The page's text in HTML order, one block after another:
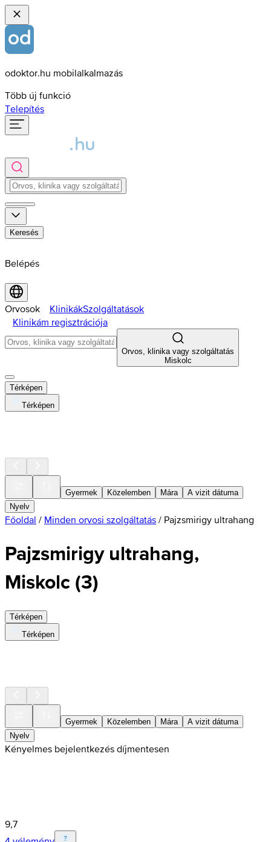
odoktor.hu mobilalkalmazás
Több új funkció
Telepítés
Keresés
Belépés
Orvosok KlinikákSzolgáltatások
Klinikám regisztrációja
Orvos, klinika vagy szolgáltatás
Miskolc
Térképen
Térképen
Gyermek Közelemben Mára
A vizit dátuma
Nyelv
Főoldal / Minden orvosi szolgáltatás / Pajzsmirigy ultrahang
Pajzsmirigy ultrahang,
Miskolc (3)
Térképen
Térképen
Gyermek Közelemben Mára
A vizit dátuma
Nyelv
Kényelmes bejelentkezés díjmentesen
9,7